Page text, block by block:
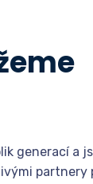
generací a
partnery